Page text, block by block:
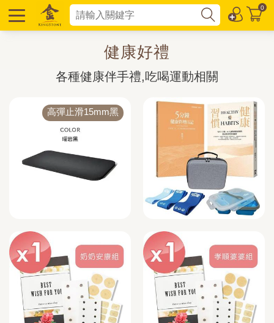
0
健康好禮
各種健康伴手禮,吃喝運動相關
高彈止滑15mm黑